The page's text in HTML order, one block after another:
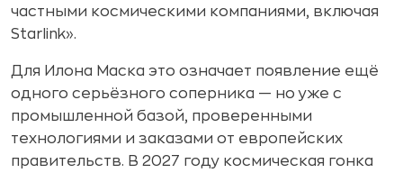
частными космическими компаниями, включая
Starlink».
Для Илона Маска это означает появление ещё
одного серьёзного соперника — но уже с
промышленной базой, проверенными
технологиями и заказами от европейских
правительств. В 2027 году космическая гонка